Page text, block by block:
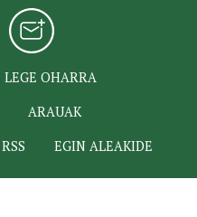
LEGE OHARRA
ARAUAK
RSS EGIN ALEAKIDE